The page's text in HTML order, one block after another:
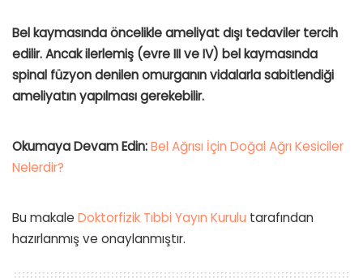
Bel kaymasında öncelikle ameliyat dışı tedaviler tercih
edilir. Ancak ilerlemiş (evre III ve IV) bel kaymasında
spinal füzyon denilen omurganın vidalarla sabitlendiği
ameliyatın yapılması gerekebilir.
Okumaya Devam Edin:Bel Ağrısı İçin Doğal Ağrı Kesiciler
Nelerdir?
Bu makale Doktorfizik Tıbbi Yayın Kurulu tarafından
hazırlanmış ve onaylanmıştır.